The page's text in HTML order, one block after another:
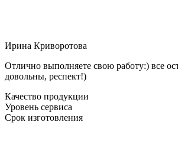
Ирина Криворотова
Отлично выполняете свою работу:) все
довольны, респект!)
Качество продукции
Уровень сервиса
Срок изготовления